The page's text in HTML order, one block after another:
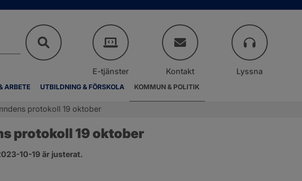
ARBETE UTBILDNING & FÖRSKOLA KOMMUN & POLITIK
E-tjänster Kontakt Lyssna
protokoll 19 oktober
protokoll 19 oktober
10-19 är justerat.
öppnas i nytt fönster.